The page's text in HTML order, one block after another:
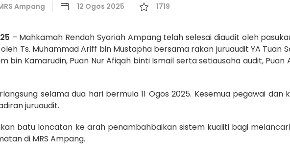
Ampang 12 Ogos 2025 1719
– Mahkamah Rendah Syariah Ampang telah selesai diaudit oleh
Ts. Muhammad Ariff bin Mustapha bersama rakan juruaudit YA Tuan
bin Kamarudin, Puan Nur Afiqah binti Ismail serta setiausaha audit, Puan
selama dua hari bermula 11 Ogos 2025. Kesemua pegawai dan
juruaudit.
batu loncatan ke arah penambahbaikan sistem kualiti bagi
di MRS Ampang.